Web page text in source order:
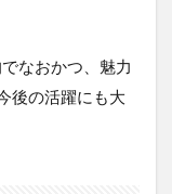
なおかつ、魅力
後の活躍にも大